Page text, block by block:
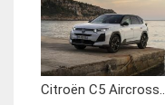
Citroën C5